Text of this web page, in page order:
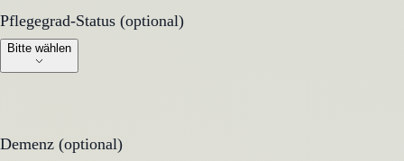
Pflegegrad-Status (optional)
Pflegegrad-Status (optional)
Bitte wählen
Demenz (optional)
Demenz (optional)